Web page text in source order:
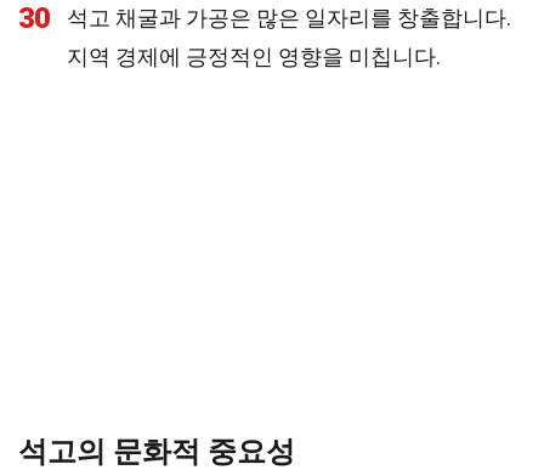
30
석고 채굴과 가공은 많은 일자리를 창출합니다.
지역 경제에 긍정적인 영향을 미칩니다.
석고의 문화적 중요성